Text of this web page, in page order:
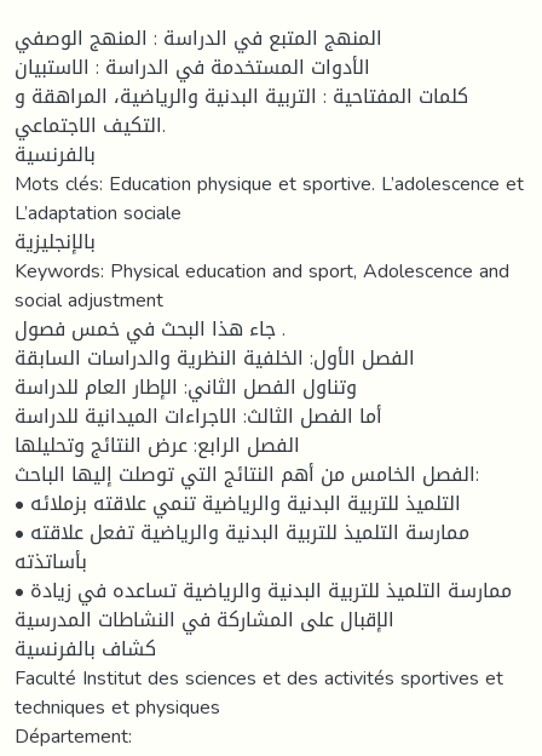
المنهج المتبع في الدراسة : المنهج الوصفي
الأدوات المستخدمة في الدراسة : الاستبيان
كلمات المفتاحية : التربية البدنية والرياضية، المراهقة و
التكيف الاجتماعي.
بالفرنسية
Mots clés: Education physique et sportive. L’adolescence et
L’adaptation sociale
بالإنجليزية
Keywords: Physical education and sport, Adolescence and
social adjustment
جاء هذا البحث في خمس فصول .
الفصل الأول: الخلفية النظرية والدراسات السابقة
وتناول الفصل الثاني: الإطار العام للدراسة
أما الفصل الثالث: الاجراءات الميدانية للدراسة
الفصل الرابع: عرض النتائج وتحليلها
الفصل الخامس من أهم النتائج التي توصلت إليها الباحث:
• التلميذ للتربية البدنية والرياضية تنمي علاقته بزملائه
• ممارسة التلميذ للتربية البدنية والرياضية تفعل علاقته
بأساتذته
• ممارسة التلميذ للتربية البدنية والرياضية تساعده في زيادة
الإقبال على المشاركة في النشاطات المدرسية
كشاف بالفرنسية
Faculté Institut des sciences et des activités sportives et
techniques et physiques
Département: